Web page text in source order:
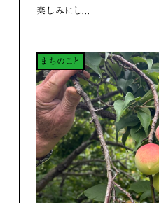
楽しみにし...
まちのこと